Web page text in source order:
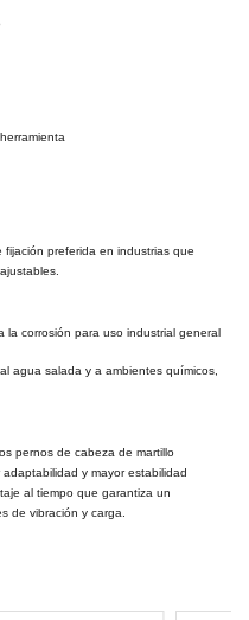
preferida en industrias que
la corrosión para uso industrial general
agua salada y a ambientes químicos,
pernos de cabeza de martillo
y mayor estabilidad
al tiempo que garantiza un
de vibración y carga.